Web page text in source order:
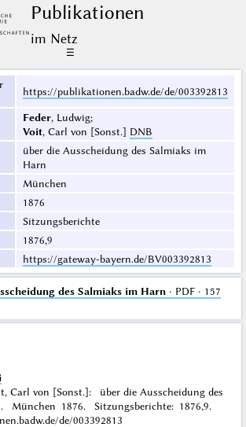
Publikationen
im Netz
☰
https://publikationen.badw.de/de/003392813
Feder, Ludwig;
Voit, Carl von [Sonst.] DNB
über die Ausscheidung des Salmiaks im
Harn
München
1876
Sitzungsberichte
1876,9
https://gateway-bayern.de/BV003392813
des Salmiaks im Harn· PDF · 157
Carl von [Sonst.]: über die Ausscheidung des
München 1876. Sitzungsberichte: 1876,9.
de/003392813